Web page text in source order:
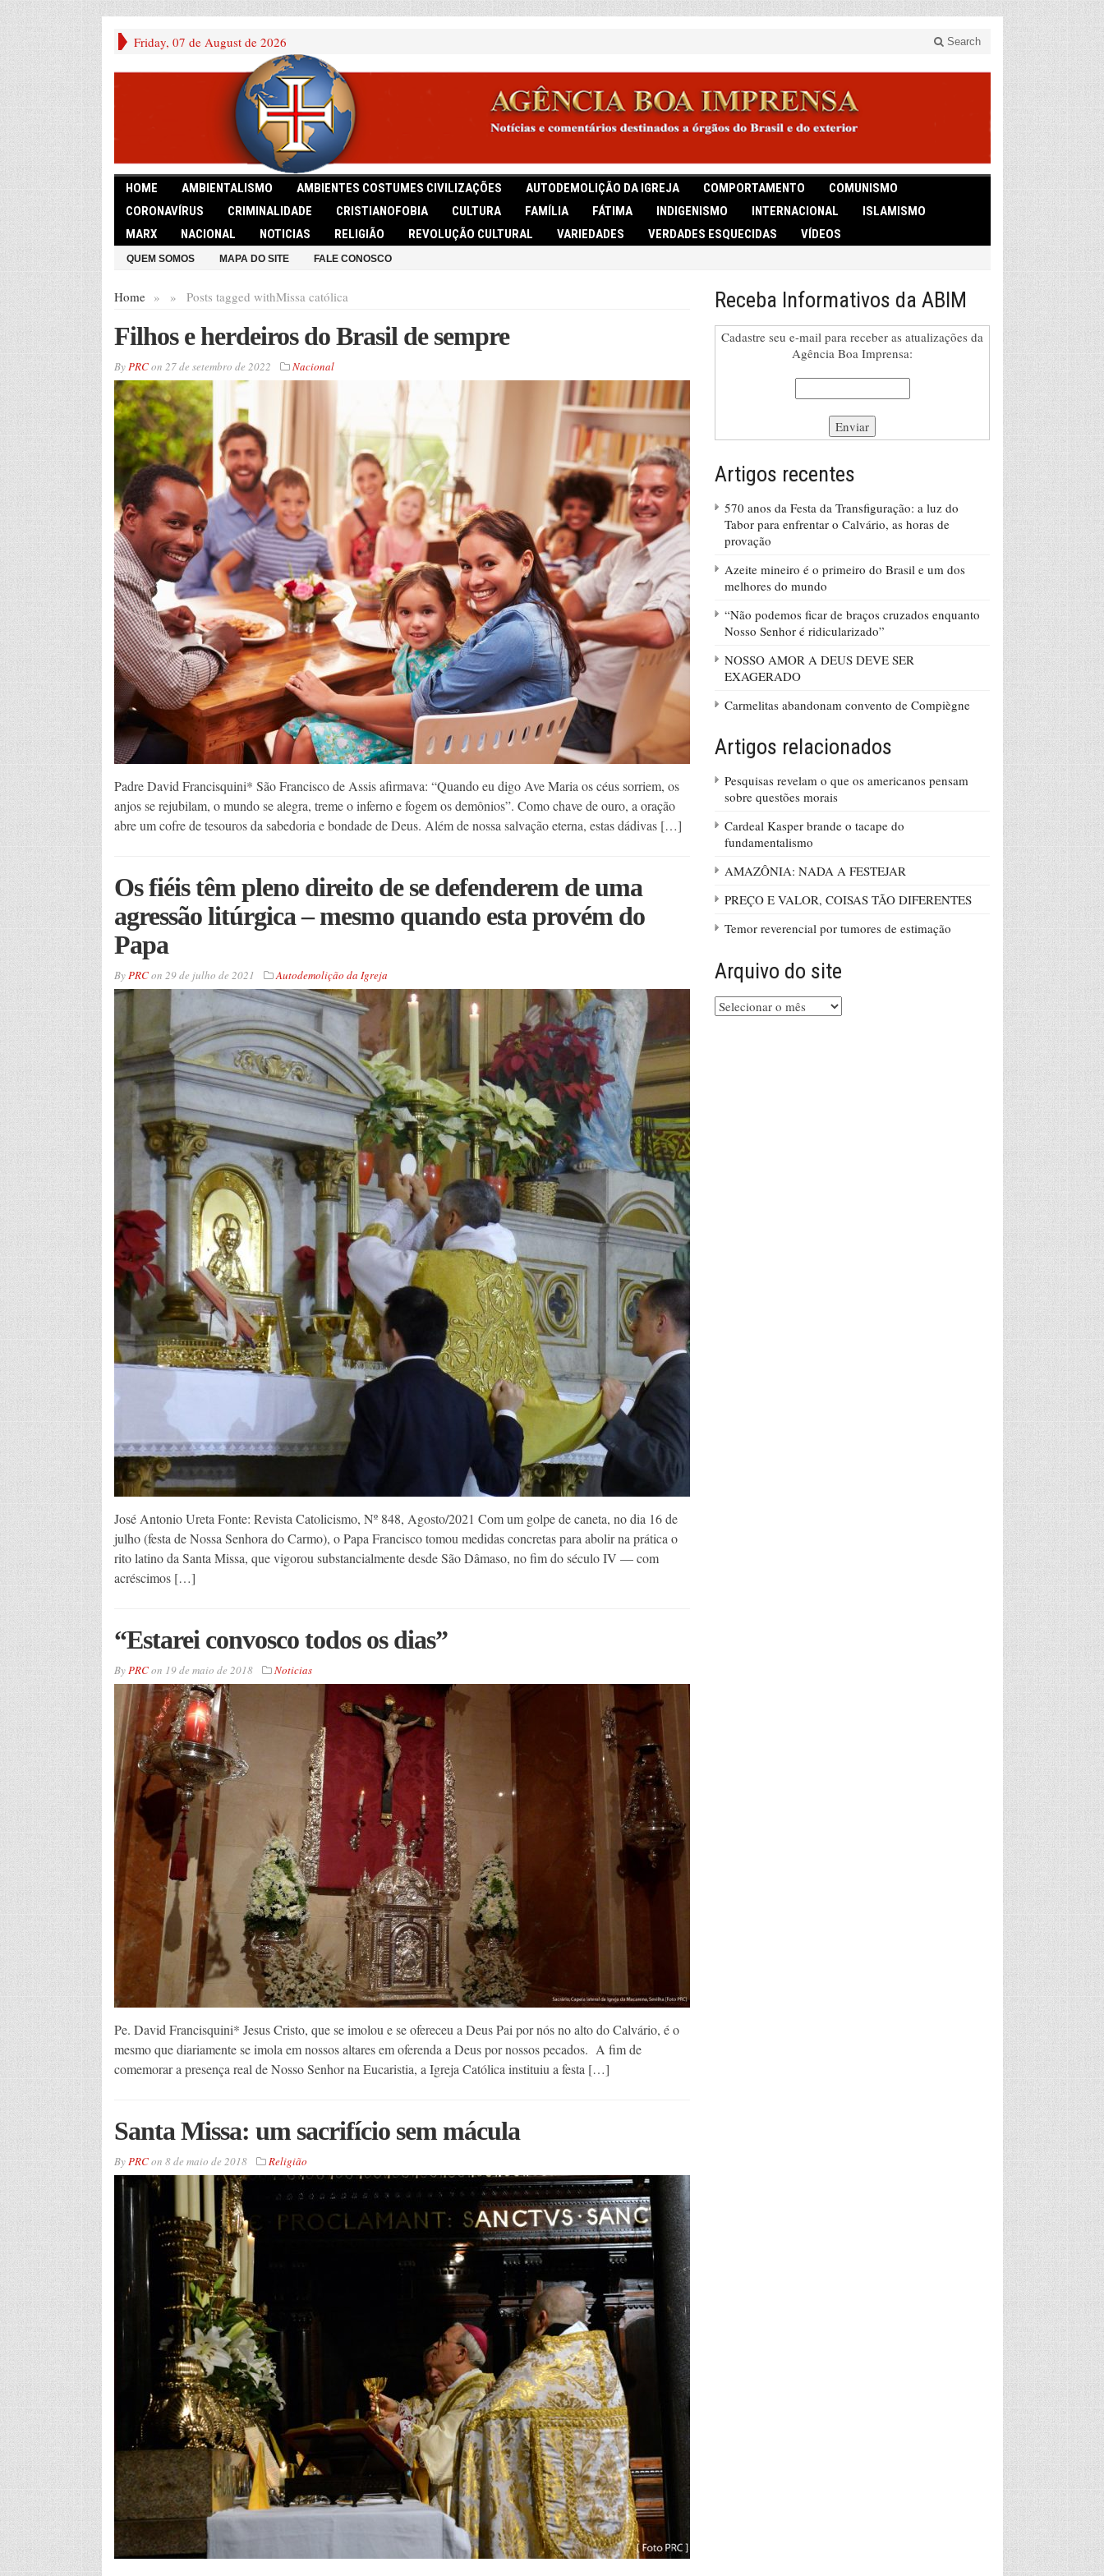
Friday, 07 de August de 2026 Search
HOME AMBIENTALISMO AMBIENTES COSTUMES CIVILIZAÇÕES AUTODEMOLIÇÃO DA IGREJA COMPORTAMENTO
COMUNISMO
CORONAVÍRUS
CRIMINALIDADE CRISTIANOFOBIA CULTURA FAMÍLIA FÁTIMA INDIGENISMO INTERNACIONAL
ISLAMISMO
MARX
NACIONAL NOTICIAS RELIGIÃO REVOLUÇÃO CULTURAL VARIEDADES VERDADES ESQUECIDAS VÍDEOS
QUEM SOMOS MAPA DO SITE FALE CONOSCO
Home » Posts tagged with
» Missa católica
Filhos e herdeiros do Brasil de sempre
ByPRCon 27 de setembro de 2022 Nacional
Padre David Francisquini* São Francisco de Assis afirmava: “Quando eu digo Ave Maria os céus sorriem, os
anjos se rejubilam, o mundo se alegra, treme o inferno e fogem os demônios”. Como chave de ouro, a oração
abre um cofre de tesouros da sabedoria e bondade de Deus. Além de nossa salvação eterna, estas dádivas […]
Os fiéis têm pleno direito de se defenderem de uma
agressão litúrgica – mesmo quando esta provém do
Papa
ByPRCon 29 de julho de 2021 Autodemolição da Igreja
José Antonio Ureta Fonte: Revista Catolicismo, Nº 848, Agosto/2021 Com um golpe de caneta, no dia 16 de
julho (festa de Nossa Senhora do Carmo), o Papa Francisco tomou medidas concretas para abolir na prática o
rito latino da Santa Missa, que vigorou substancialmente desde São Dâmaso, no fim do século IV — com
acréscimos […]
“Estarei convosco todos os dias”
ByPRCon 19 de maio de 2018 Noticias
Pe. David Francisquini* Jesus Cristo, que se imolou e se ofereceu a Deus Pai por nós no alto do Calvário, é o
mesmo que diariamente se imola em nossos altares em oferenda a Deus por nossos pecados. A fim de
comemorar a presença real de Nosso Senhor na Eucaristia, a Igreja Católica instituiu a festa […]
Santa Missa: um sacrifício sem mácula
ByPRCon 8 de maio de 2018 Religião
Receba Informativos da ABIM
Cadastre seu e-mail para receber as atualizações da
Agência Boa Imprensa:
Artigos recentes
570 anos da Festa da Transfiguração: a luz do
Tabor para enfrentar o Calvário, as horas de
provação
Azeite mineiro é o primeiro do Brasil e um dos
melhores do mundo
“Não podemos ficar de braços cruzados enquanto
Nosso Senhor é ridicularizado”
NOSSO AMOR A DEUS DEVE SER
EXAGERADO
Carmelitas abandonam convento de Compiègne
Artigos relacionados
Pesquisas revelam o que os americanos pensam
sobre questões morais
Cardeal Kasper brande o tacape do
fundamentalismo
AMAZÔNIA: NADA A FESTEJAR
PREÇO E VALOR, COISAS TÃO DIFERENTES
Temor reverencial por tumores de estimação
Arquivo do site
Arquivo
do